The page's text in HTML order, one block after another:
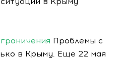
Проблемы с
в Крыму. Еще 22 мая